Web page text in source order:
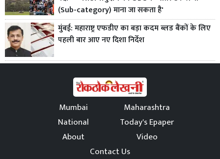
(Sub-category) माना जा सकता है'
मुंबई: महाराष्ट्र एफडीए का बड़ा कदम ब्लड बैंकों के लिए
पहली बार आए नए दिशा निर्देश
Mumbai
Maharashtra
National
Today's Epaper
About
Video
Contact Us